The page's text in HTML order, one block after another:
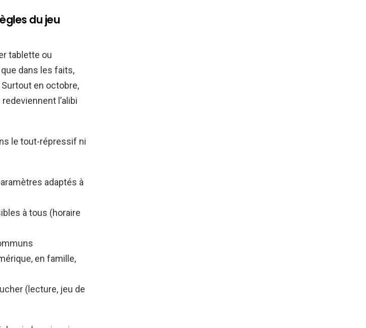
du jeu
tablette ou
dans les faits,
Surtout en octobre,
l’alibi
le tout-répressif ni
adaptés à
à tous (horaire
en famille,
(lecture, jeu de